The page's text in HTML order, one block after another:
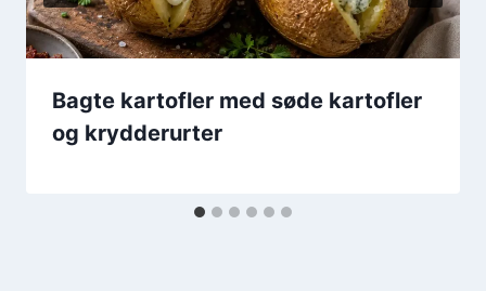
Bagte kartofler med søde kartofler
og krydderurter